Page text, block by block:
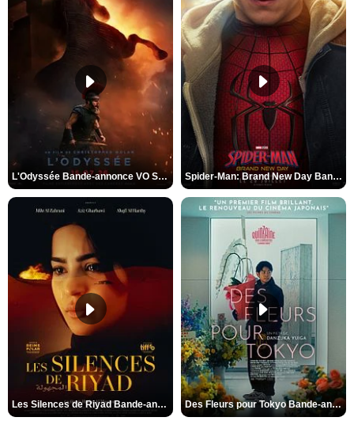
L'Odyssée Bande-annonce VO STFR Spider-Man: Brand New Day Bande-annonce VO STFR
Les Silences de Riyad Bande-annonce VO STFR Des Fleurs pour Tokyo Bande-annonce VO STFR